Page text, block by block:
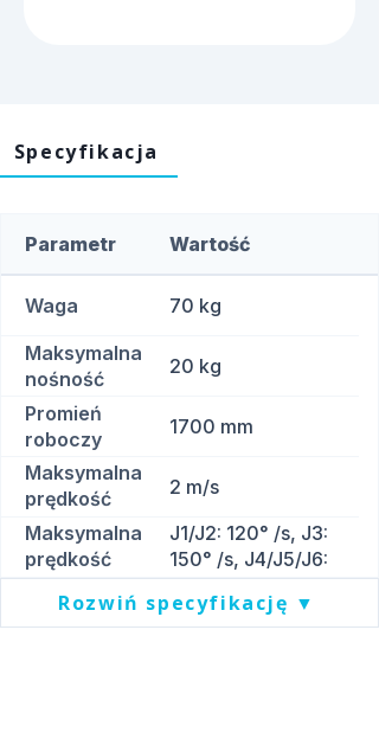
Specyfikacja
Parametr Wartość
Waga
70 kg
Maksymalna
nośność
20 kg
Promień
roboczy
1700 mm
Maksymalna
prędkość
liniowa
2 m/s
Maksymalna
prędkość
przegubów
J1/J2: 120° /s, J3:
150° /s, J4/J5/J6:
180° /s
Rozwiń specyfikację ▼